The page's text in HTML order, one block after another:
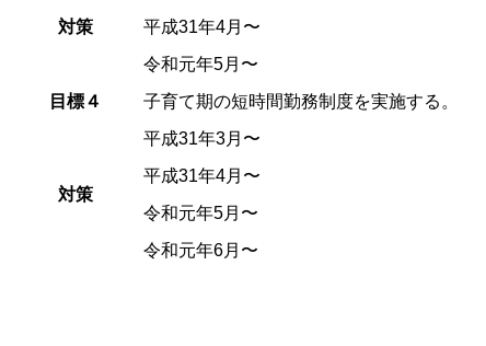
対策
平成31年4月〜
令和元年5月〜
目標４
子育て期の短時間勤務制度を実施する。
対策
平成31年3月〜
平成31年4月〜
令和元年5月〜
令和元年6月〜